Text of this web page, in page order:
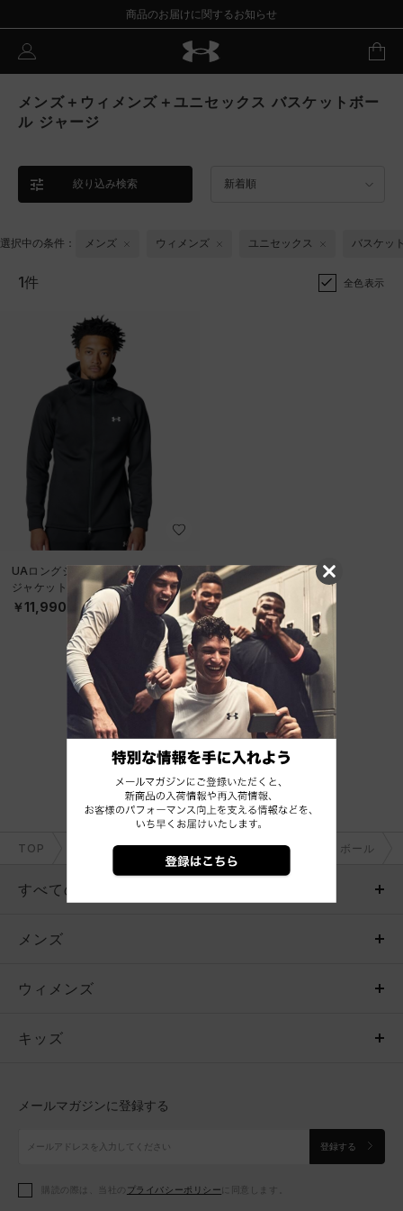
商品のお届けに関するお知らせ
メンズ＋ウィメンズ＋ユニセックス バスケットボー
ル ジャージ
絞り込み検索 新着順
選択中の条件： メンズ ウィメンズ ユニセックス バスケッ
1件 全色表示
UAロングショット アーマーニット
ジャケット（バスケットボール/ME
N）
￥11,990
TOP メンズ＋ウィメンズ＋ユニセックス バスケットボール
すべてのアイテム
メンズ
ウィメンズ
キッズ
アクセサリー
メンズ
トップス
ボトムス
アクセサリー
ウィメンズ
トップス
シューズ
アクセサリー
キッズ
シューズ
メールマガジンに登録する
登録する
購読の際は、当社の プライバシーポリシー に同意します。